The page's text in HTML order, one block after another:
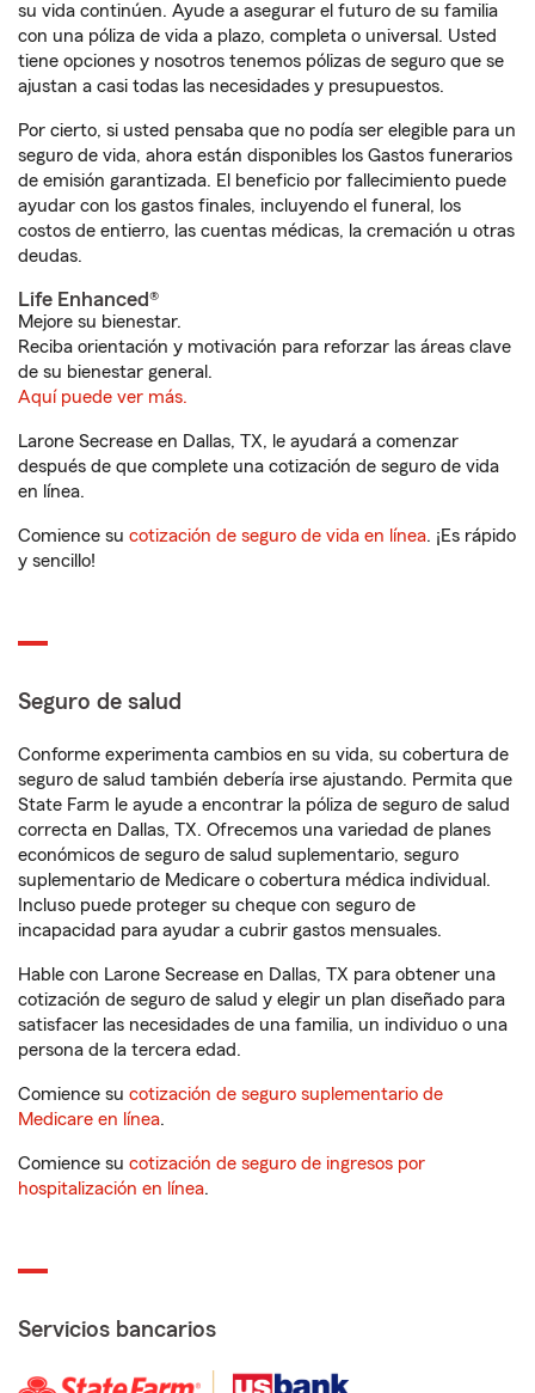
su vida continúen. Ayude a asegurar el futuro de su familia
con una póliza de vida a plazo, completa o universal. Usted
tiene opciones y nosotros tenemos pólizas de seguro que se
ajustan a casi todas las necesidades y presupuestos.
Por cierto, si usted pensaba que no podía ser elegible para un
seguro de vida, ahora están disponibles los Gastos funerarios
de emisión garantizada. El beneficio por fallecimiento puede
ayudar con los gastos finales, incluyendo el funeral, los
costos de entierro, las cuentas médicas, la cremación u otras
deudas.
Life Enhanced®
Mejore su bienestar.
Reciba orientación y motivación para reforzar las áreas clave
de su bienestar general.
Aquí puede ver más.
Larone Secrease en Dallas, TX, le ayudará a comenzar
después de que complete una cotización de seguro de vida
en línea.
Comience su cotización de seguro de vida en línea. ¡Es rápido
y sencillo!
Seguro de salud
Conforme experimenta cambios en su vida, su cobertura de
seguro de salud también debería irse ajustando. Permita que
State Farm le ayude a encontrar la póliza de seguro de salud
correcta en Dallas, TX. Ofrecemos una variedad de planes
económicos de seguro de salud suplementario, seguro
suplementario de Medicare o cobertura médica individual.
Incluso puede proteger su cheque con seguro de
incapacidad para ayudar a cubrir gastos mensuales.
Hable con Larone Secrease en Dallas, TX para obtener una
cotización de seguro de salud y elegir un plan diseñado para
satisfacer las necesidades de una familia, un individuo o una
persona de la tercera edad.
Comience su cotización de seguro suplementario de
Medicare en línea.
Comience su cotización de seguro de ingresos por
hospitalización en línea.
Servicios bancarios